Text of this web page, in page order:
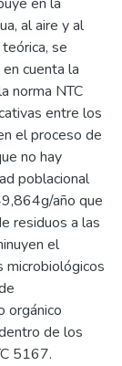
al aire y al
se
cuenta la
norma NTC
entre los
el proceso de
no hay
poblacional
año que
residuos a las
el
microbiológicos
orgánico
de los
5167.